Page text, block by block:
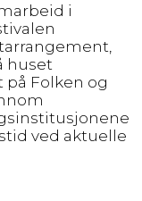
i
huset
Folken og
ved aktuelle